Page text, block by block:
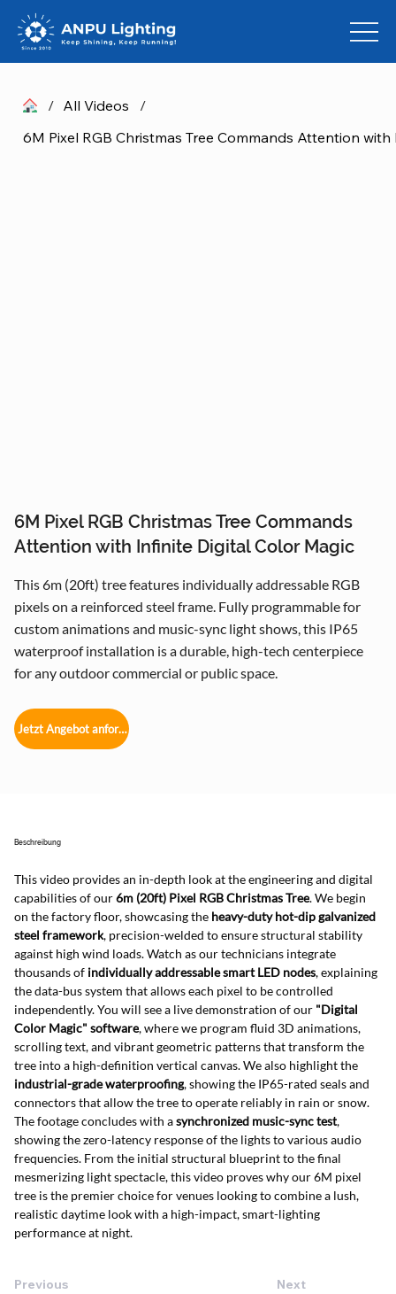
/ All Videos
/
6M Pixel RGB Christmas Tree Commands Attention
6M Pixel RGB Christmas Tree Commands
Attention with Infinite Digital Color Magic
This 6m (20ft) tree features individually addressable RGB
pixels on a reinforced steel frame. Fully programmable for
custom animations and music-sync light shows, this IP65
waterproof installation is a durable, high-tech centerpiece
for any outdoor commercial or public space.
Jetzt Angebot anfordern
Beschreibung
This video provides an in-depth look at the engineering and digital
capabilities of our 6m (20ft) Pixel RGB Christmas Tree. We begin
on the factory floor, showcasing the heavy-duty hot-dip galvanized
steel framework, precision-welded to ensure structural stability
against high wind loads. Watch as our technicians integrate
thousands of individually addressable smart LED nodes, explaining
the data-bus system that allows each pixel to be controlled
independently. You will see a live demonstration of our "Digital
Color Magic" software, where we program fluid 3D animations,
scrolling text, and vibrant geometric patterns that transform the
tree into a high-definition vertical canvas. We also highlight the
industrial-grade waterproofing, showing the IP65-rated seals and
connectors that allow the tree to operate reliably in rain or snow.
The footage concludes with a synchronized music-sync test,
showing the zero-latency response of the lights to various audio
frequencies. From the initial structural blueprint to the final
mesmerizing light spectacle, this video proves why our 6M pixel
tree is the premier choice for venues looking to combine a lush,
realistic daytime look with a high-impact, smart-lighting
performance at night.
Previous Next